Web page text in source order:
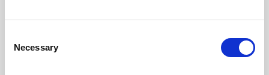
Selection
Necessary